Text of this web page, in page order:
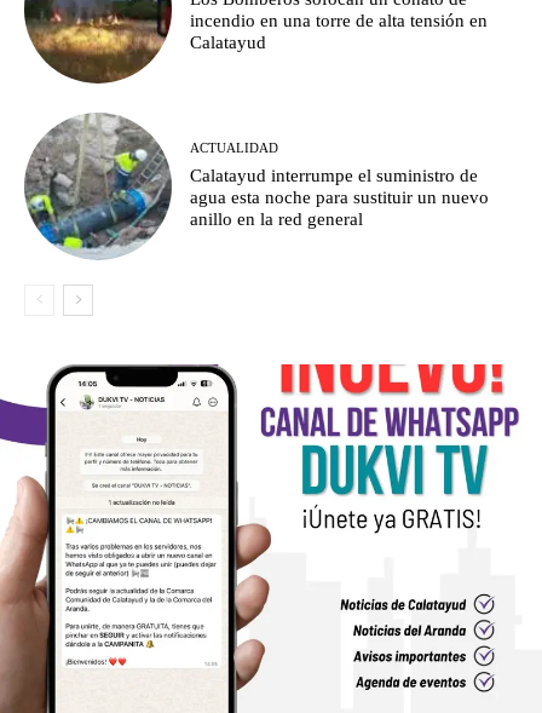
incendio en una torre de alta tensión en
Calatayud
ACTUALIDAD
Calatayud interrumpe el suministro de
agua esta noche para sustituir un nuevo
anillo en la red general